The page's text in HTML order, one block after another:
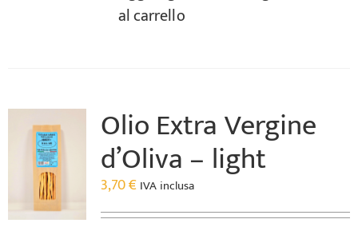
al carrello
Olio Extra Vergine
d’Oliva – light
3,70€ IVA inclusa